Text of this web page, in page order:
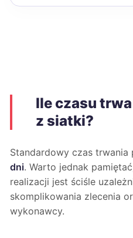
Ile czasu trwa
z siatki?
Standardowy czas
dni. Warto jednak
realizacji jest ściśle
skomplikowania zlecenia
wykonawcy.